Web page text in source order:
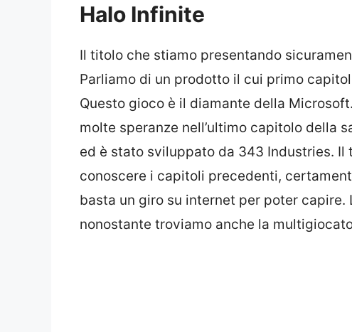
Halo Infinite
Il titolo che stiamo presentando
Parliamo di un prodotto il cui primo
Questo gioco è il diamante della
molte speranze nell’ultimo capitolo della
ed è stato sviluppato da 343 Industries. Il
conoscere i capitoli precedenti,
basta un giro su internet per poter
nonostante troviamo anche la